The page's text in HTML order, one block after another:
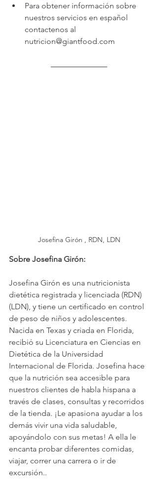
Para obtener información sobre
nuestros servicios en español
contactenos al
nutricion@giantfood.com
Josefina Girón , RDN, LDN
Sobre Josefina Girón:
Josefina Girón es una nutricionista
dietética registrada y licenciada (RDN)
(LDN), y tiene un certificado en control
de peso de niños y adolescentes.
Nacida en Texas y criada en Florida,
recibió su Licenciatura en Ciencias en
Dietética de la Universidad
Internacional de Florida. Josefina hace
que la nutrición sea accesible para
nuestros clientes de habla hispana a
través de clases, consultas y recorridos
de la tienda. ¡Le apasiona ayudar a los
demás vivir una vida saludable,
apoyándolo con sus metas! A ella le
encanta probar diferentes comidas,
viajar, correr una carrera o ir de
excursión..